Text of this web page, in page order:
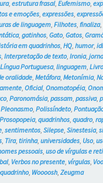
, estrutura frasal, Eufemismo,
e emoções, expressões,
de linguagem, Filhotes, finaliza,
, gatinhos, Gato, Gatos,
em quadrinhos, HQ, humor,
, Interpretação de texto, Ironia,
Língua Portuguesa, linguagem,
oralidade, Metáfora, Metonímia,
, Oficial, Onomatopéia,
, Paronomásia, passam, passiva,
Pleonasmo, Polissíndeto,
Prosopopeia, quadrinhos, quadro,
, sentimentos, Silepse, Sinestesia,
, Tira, tirinha, universidades, Uso,
pessoais, uso de vírgulas e
, Verbos no presente, vírgulas,
, Woooosh, Zeugma